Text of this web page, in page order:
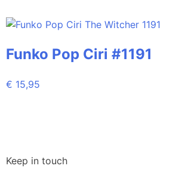
Funko Pop Ciri #1191
€ 15,95
Keep in touch